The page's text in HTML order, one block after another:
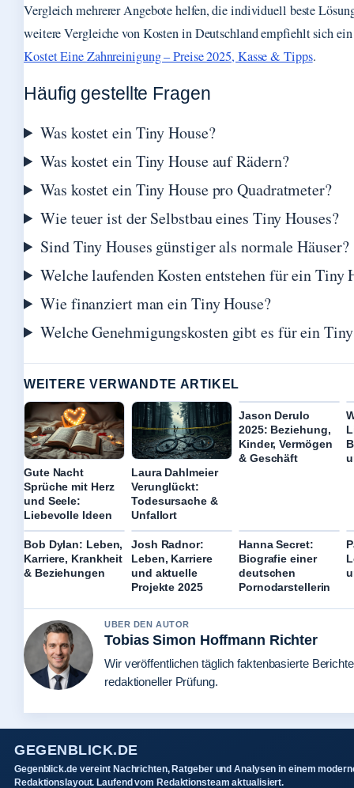
Vergleich mehrerer Angebote helfen, die individuell beste
weitere Vergleiche von Kosten in Deutschland empfiehlt sich
Kostet Eine Zahnreinigung – Preise 2025, Kasse & Tipps.
Häufig gestellte Fragen
Was kostet ein Tiny House?
Was kostet ein Tiny House auf Rädern?
Was kostet ein Tiny House pro Quadratmeter?
Wie teuer ist der Selbstbau eines Tiny Houses?
Sind Tiny Houses günstiger als normale Häuser?
Welche laufenden Kosten entstehen für ein Tiny
Wie finanziert man ein Tiny House?
Welche Genehmigungskosten gibt es für ein
WEITERE VERWANDTE ARTIKEL
Gute Nacht
Sprüche mit Herz
und Seele:
Liebevolle Ideen
Laura Dahlmeier
Verunglückt:
Todesursache &
Unfallort
Jason Derulo
2025: Beziehung,
Kinder, Vermögen
& Geschäft
Bob Dylan: Leben,
Karriere, Krankheit
& Beziehungen
Josh Radnor:
Leben, Karriere
und aktuelle
Projekte 2025
Hanna Secret:
Biografie einer
deutschen
Pornodarstellerin
UBER DEN AUTOR
Tobias Simon Hoffmann Richter
Wir veröffentlichen täglich faktenbasierte
redaktioneller Prüfung.
GEGENBLICK.DE
Gegenblick.de vereint Nachrichten, Ratgeber und Analysen in einem
Redaktionslayout. Laufend vom Redaktionsteam aktualisiert.